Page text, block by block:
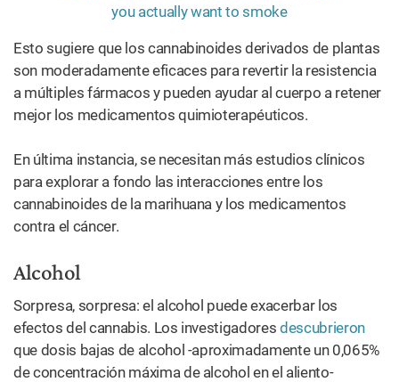
Esto sugiere que los cannabinoides derivados de plantas
son moderadamente eficaces para revertir la resistencia
a múltiples fármacos y pueden ayudar al cuerpo a retener
mejor los medicamentos quimioterapéuticos.
En última instancia, se necesitan más estudios clínicos
para explorar a fondo las interacciones entre los
cannabinoides de la marihuana y los medicamentos
contra el cáncer.
Alcohol
Sorpresa, sorpresa: el alcohol puede exacerbar los
efectos del cannabis. Los investigadoresdescubrieron
que dosis bajas de alcohol -aproximadamente un 0,065%
de concentración máxima de alcohol en el aliento-